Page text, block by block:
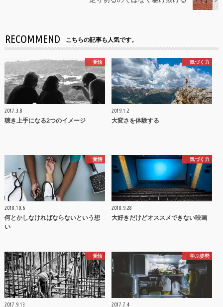
RECOMMEND こちらの記事も人気です。
覚悟
2017.3.8
聴き上手になる2つのイメージ
気づく力
2019.1.2
大変さを体験する
覚悟
2018.10.6
何とかしなければならないという想
い
気づく力
2018.9.28
大好きだけどオススメできない映画
覚悟
2017.9.13
学ぶ姿勢
2017.7.4